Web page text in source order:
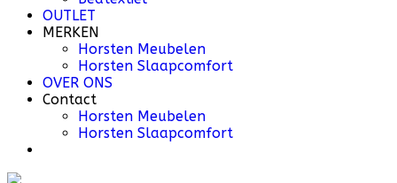
OUTLET
MERKEN
Horsten Meubelen
Horsten Slaapcomfort
OVER ONS
Contact
Horsten Meubelen
Horsten Slaapcomfort